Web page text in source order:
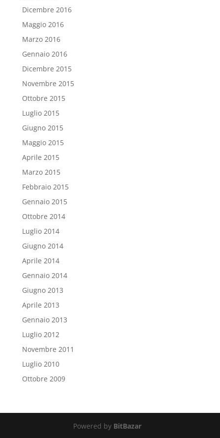
Dicembre 2016
Maggio 2016
Marzo 2016
Gennaio 2016
Dicembre 2015
Novembre 2015
Ottobre 2015
Luglio 2015
Giugno 2015
Maggio 2015
Aprile 2015
Marzo 2015
Febbraio 2015
Gennaio 2015
Ottobre 2014
Luglio 2014
Giugno 2014
Aprile 2014
Gennaio 2014
Giugno 2013
Aprile 2013
Gennaio 2013
Luglio 2012
Novembre 2011
Luglio 2010
Ottobre 2009
Powered by BitBazar